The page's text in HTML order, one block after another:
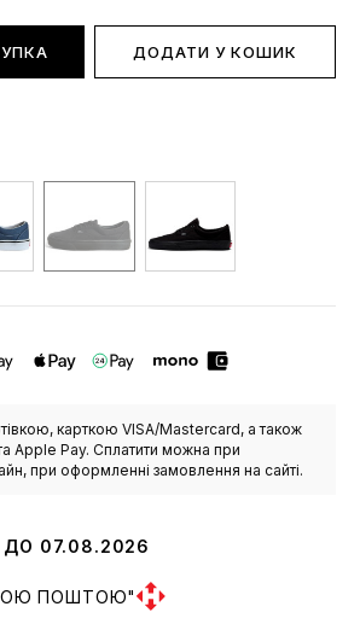
ДОДАТИ У КОШИК
карткою VISA/Mastercard, а також
Apple Pay. Сплатити можна при
при оформленні замовлення на сайті.
07.08.2026
ПОШТОЮ"